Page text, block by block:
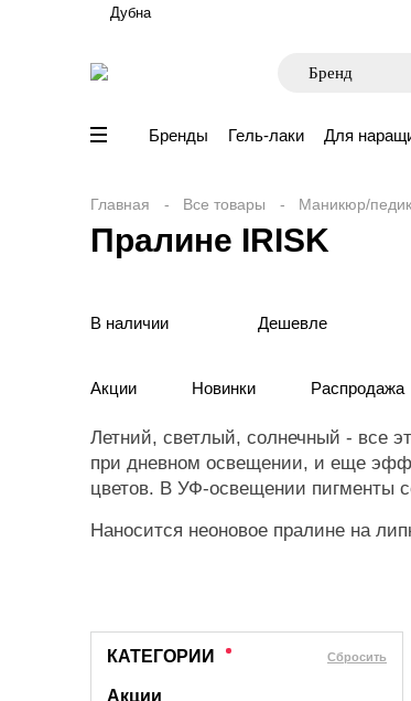
Дубна
Бренды Гель-лаки Для
Главная Все товары Маникюр/
Пралине IRISK
В наличии Дешевле
Акции Новинки Распродажа
Летний, светлый, солнечный - все
при дневном освещении, и еще
цветов. В УФ-освещении пигменты
Наносится неоновое пралине на
КАТЕГОРИИ Cбросить
Акции